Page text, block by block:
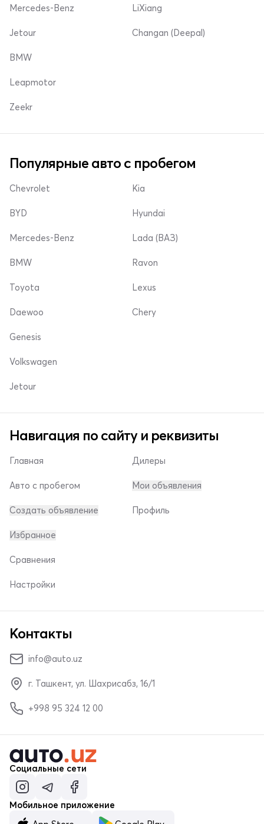
Mercedes-Benz
Jetour
LiXiang
Changan (Deepal)
BMW
Leapmotor
Zeekr
Популярные авто с пробегом
Chevrolet
BYD
Mercedes-Benz
Kia
Hyundai
Lada (ВАЗ)
BMW
Toyota
Daewoo
Ravon
Lexus
Chery
Genesis
Volkswagen
Jetour
Навигация по сайту и реквизиты
Главная
Авто с пробегом
Создать объявление
Дилеры
Мои объявления
Профиль
Избранное
Сравнения
Настройки
Контакты
info@auto.uz
г. Ташкент, ул. Шахрисабз, 16/1
+998 95 324 12 00
Социальные сети
Мобильное приложение